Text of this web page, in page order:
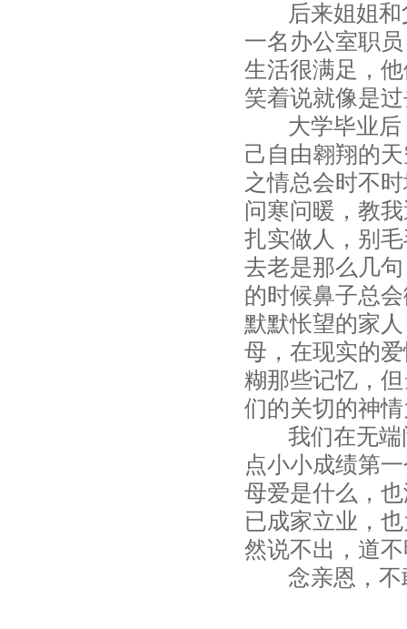
后来姐姐和
一名办公室职
生活很满足，
笑着说就像是
大学毕业后
己自由翱翔的
之情总会时不
问寒问暖，教
扎实做人，别
去老是那么几
的时候鼻子总
默默怅望的家
母，在现实的
糊那些记忆，
们的关切的神
我们在无端
点小小成绩第
母爱是什么，
已成家立业，
然说不出，道
念亲恩，不